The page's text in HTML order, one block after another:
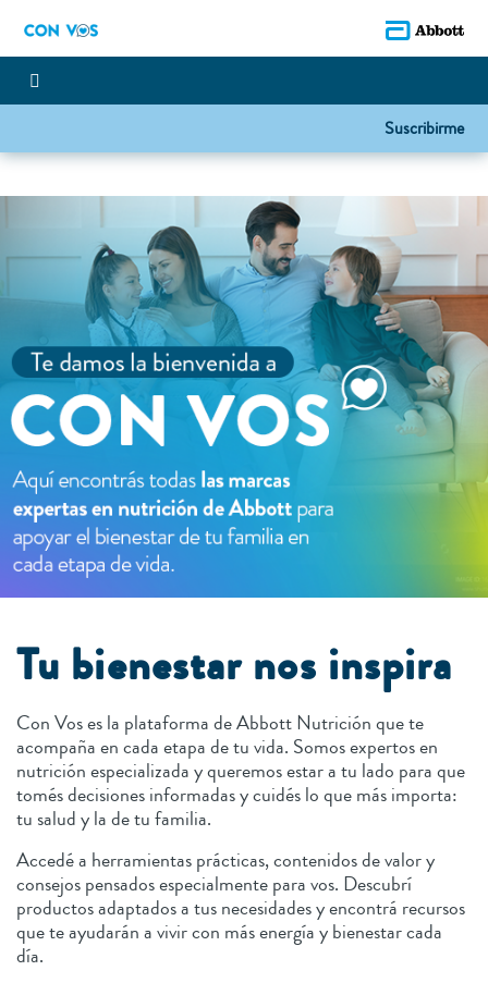
Suscribirme
Tu bienestar nos inspira
Con Vos es la plataforma de Abbott Nutrición que te
acompaña en cada etapa de tu vida. Somos expertos en
nutrición especializada y queremos estar a tu lado para que
tomés decisiones informadas y cuidés lo que más importa:
tu salud y la de tu familia.
Accedé a herramientas prácticas, contenidos de valor y
consejos pensados especialmente para vos. Descubrí
productos adaptados a tus necesidades y encontrá recursos
que te ayudarán a vivir con más energía y bienestar cada
día.